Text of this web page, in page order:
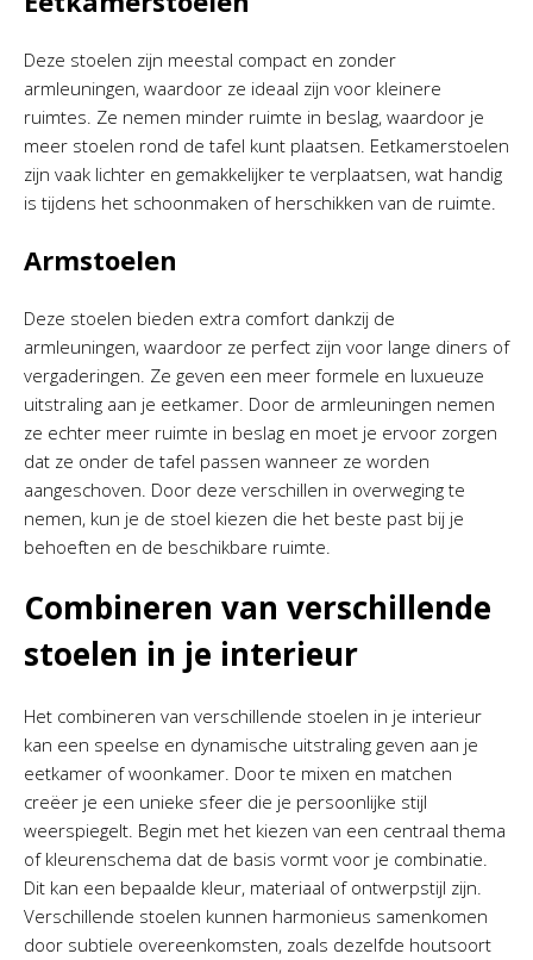
Deze stoelen zijn meestal compact en zonder
armleuningen, waardoor ze ideaal zijn voor kleinere
ruimtes. Ze nemen minder ruimte in beslag, waardoor je
meer stoelen rond de tafel kunt plaatsen. Eetkamerstoelen
zijn vaak lichter en gemakkelijker te verplaatsen, wat handig
is tijdens het schoonmaken of herschikken van de ruimte.
Armstoelen
Deze stoelen bieden extra comfort dankzij de
armleuningen, waardoor ze perfect zijn voor lange diners of
vergaderingen. Ze geven een meer formele en luxueuze
uitstraling aan je eetkamer. Door de armleuningen nemen
ze echter meer ruimte in beslag en moet je ervoor zorgen
dat ze onder de tafel passen wanneer ze worden
aangeschoven. Door deze verschillen in overweging te
nemen, kun je de stoel kiezen die het beste past bij je
behoeften en de beschikbare ruimte.
Combineren van verschillende
stoelen in je interieur
Het combineren van verschillende stoelen in je interieur
kan een speelse en dynamische uitstraling geven aan je
eetkamer of woonkamer. Door te mixen en matchen
creëer je een unieke sfeer die je persoonlijke stijl
weerspiegelt. Begin met het kiezen van een centraal thema
of kleurenschema dat de basis vormt voor je combinatie.
Dit kan een bepaalde kleur, materiaal of ontwerpstijl zijn.
Verschillende stoelen kunnen harmonieus samenkomen
door subtiele overeenkomsten, zoals dezelfde houtsoort